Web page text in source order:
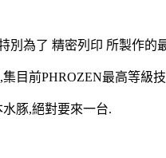
別為了 精密列印 所製作的
目前PHROZEN最高等級
豚,絕對要來一台.